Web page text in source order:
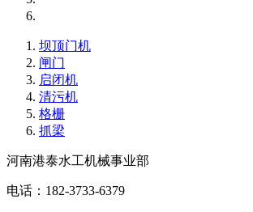
坝顶门机
闸门
启闭机
清污机
格栅
抓梁
河南港泰水工机械事业部
电话：182-3733-6379